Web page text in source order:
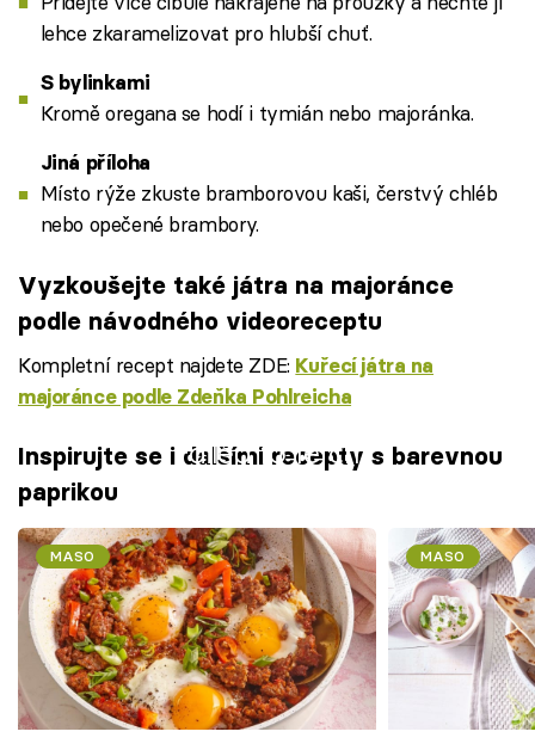
lehce zkaramelizovat pro hlubší chuť.
S bylinkami
Kromě oregana se hodí i tymián nebo majoránka.
Jiná příloha
Místo rýže zkuste bramborovou kaši, čerstvý chléb
nebo opečené brambory.
Vyzkoušejte také játra na majoránce
podle návodného videoreceptu
Kompletní recept najdete ZDE: Kuřecí játra na
majoránce podle Zdeňka Pohlreicha
Failed to fetch
Inspirujte se i dalšími recepty s barevnou
paprikou
MASO MASO